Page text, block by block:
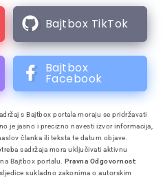
Bajtbox TikTok
Bajtbox
Facebook
s Bajtbox portala moraju se pridržavati
je jasno i precizno navesti izvor informacija,
članka ili teksta te datum objave.
sadržaja mora uključivati aktivnu
Bajtbox portalu. Pravna Odgovornost:
sukladno zakonima o autorskim